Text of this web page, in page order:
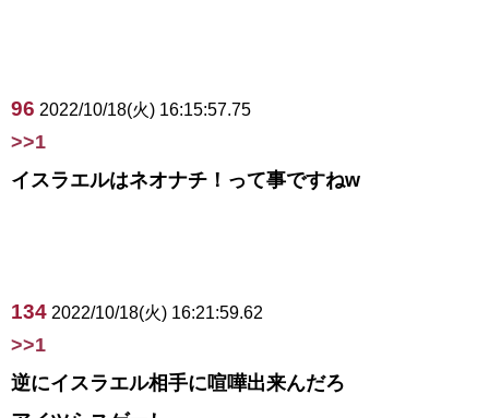
96 2022/10/18(火) 16:15:57.75
>>1
イスラエルはネオナチ！って事ですねw
134 2022/10/18(火) 16:21:59.62
>>1
逆にイスラエル相手に喧嘩出来んだろ